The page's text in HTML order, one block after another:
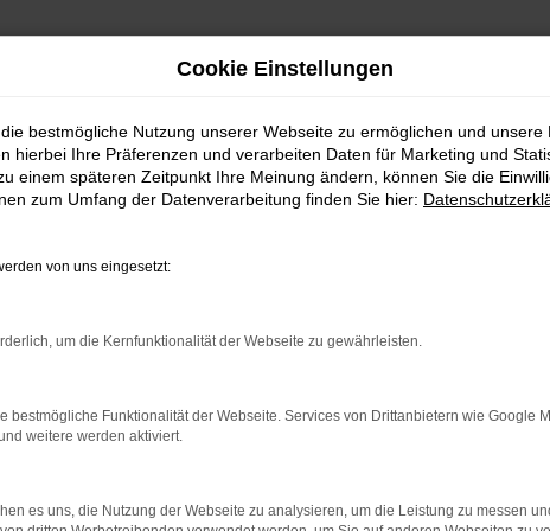
Cookie Einstellungen
bestmögliche Nutzung unserer Webseite zu ermöglichen und
hierbei Ihre Präferenzen und verarbeiten Daten für Marketing und
einem späteren Zeitpunkt Ihre Meinung ändern, können Sie die
zum Umfang der Datenverarbeitung finden Sie hier:
von uns eingesetzt:
um die Kernfunktionalität der Webseite zu gewährleisten.
bestmögliche Funktionalität der Webseite. Services von Drittanbietern wie Google
weitere werden aktiviert.
es uns, die Nutzung der Webseite zu analysieren, um die Leistung zu messen